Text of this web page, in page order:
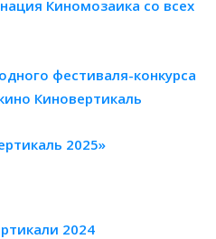
Киномозаика со всех
фестиваля-конкурса
Киновертикаль
2025»
2024